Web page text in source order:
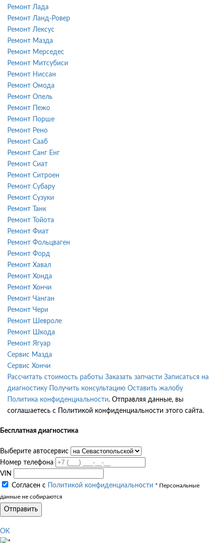
Ремонт Лада
Ремонт Ланд-Ровер
Ремонт Лексус
Ремонт Мазда
Ремонт Мерседес
Ремонт Митсубиси
Ремонт Ниссан
Ремонт Омода
Ремонт Опель
Ремонт Пежо
Ремонт Порше
Ремонт Рено
Ремонт Сааб
Ремонт Санг Енг
Ремонт Сиат
Ремонт Ситроен
Ремонт Субару
Ремонт Сузуки
Ремонт Танк
Ремонт Тойота
Ремонт Фиат
Ремонт Фольцваген
Ремонт Форд
Ремонт Хавал
Ремонт Хонда
Ремонт Хончи
Ремонт Чанган
Ремонт Чери
Ремонт Шевроле
Ремонт Шкода
Ремонт Ягуар
Сервис Мазда
Сервис Хончи
Рассчитать стоимость работы Заказать запчасти Записаться на
диагностику
Получить консультацию Оставить жалобу
Политика конфиденциальности. Отправляя данные, вы
соглашаетесь с Политикой конфиденциальности этого сайта.
Бесплатная диагностика
Выберите автосервис
Номер телефона
VIN
Согласен с
Политикой конфиденциальности * Персональные
данные не собираются
Отправить
OK